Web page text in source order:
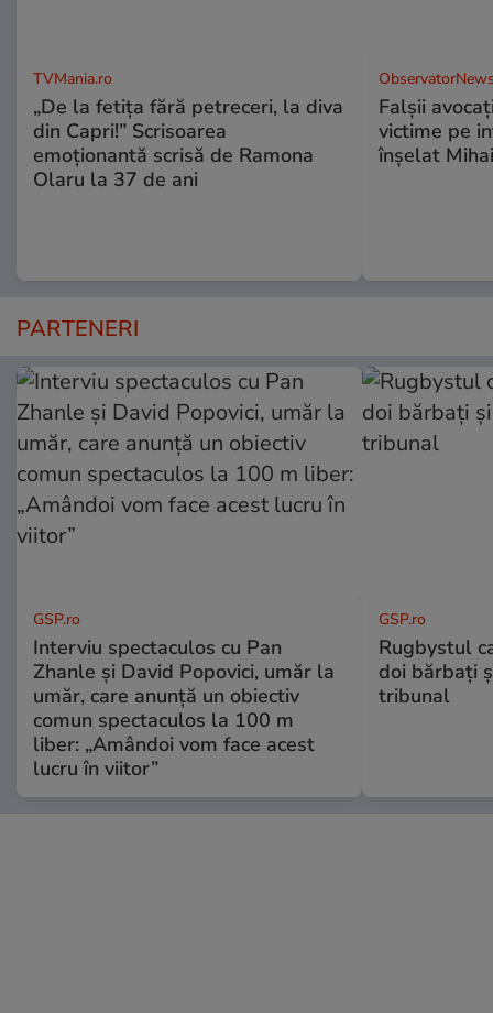
TVMania.ro
„De la fetița fără petreceri, la diva
din Capri!” Scrisoarea
emoționantă scrisă de Ramona
Olaru la 37 de ani
Falşii
victime pe
înşelat
PARTENERI
GSP.ro
Interviu spectaculos cu Pan
Zhanle și David Popovici, umăr la
umăr, care anunță un obiectiv
comun spectaculos la 100 m
liber: „Amândoi vom face acest
lucru în viitor”
GSP.ro
Rugbystul
doi bărbați
tribunal